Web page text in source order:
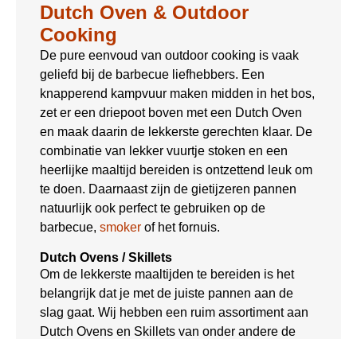
Dutch Oven & Outdoor
Cooking
De pure eenvoud van outdoor cooking is vaak
geliefd bij de barbecue liefhebbers. Een
knapperend kampvuur maken midden in het bos,
zet er een driepoot boven met een Dutch Oven
en maak daarin de lekkerste gerechten klaar. De
combinatie van lekker vuurtje stoken en een
heerlijke maaltijd bereiden is ontzettend leuk om
te doen. Daarnaast zijn de gietijzeren pannen
natuurlijk ook perfect te gebruiken op de
barbecue, smoker of het fornuis.
Dutch Ovens / Skillets
Om de lekkerste maaltijden te bereiden is het
belangrijk dat je met de juiste pannen aan de
slag gaat. Wij hebben een ruim assortiment aan
Dutch Ovens en Skillets van onder andere de